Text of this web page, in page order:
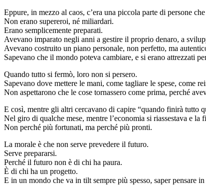
Eppure, in mezzo al caos, c’era una piccola parte di persone
Non erano supereroi, né miliardari.
Erano semplicemente preparati.
Avevano imparato negli anni a gestire il proprio denaro, a
Avevano costruito un piano personale, non perfetto, ma
Sapevano che il mondo poteva cambiare, e si erano attrezzati
Quando tutto si fermò, loro non si persero.
Sapevano dove mettere le mani, come tagliare le spese, come
Non aspettarono che le cose tornassero come prima, perché
E così, mentre gli altri cercavano di capire “quando finirà tutto
Nel giro di qualche mese, mentre l’economia si riassestava e la
Non perché più fortunati, ma perché più pronti.
La morale è che non serve prevedere il futuro.
Serve prepararsi.
Perché il futuro non è di chi ha paura.
È di chi ha un progetto.
E in un mondo che va in tilt sempre più spesso, saper pensare